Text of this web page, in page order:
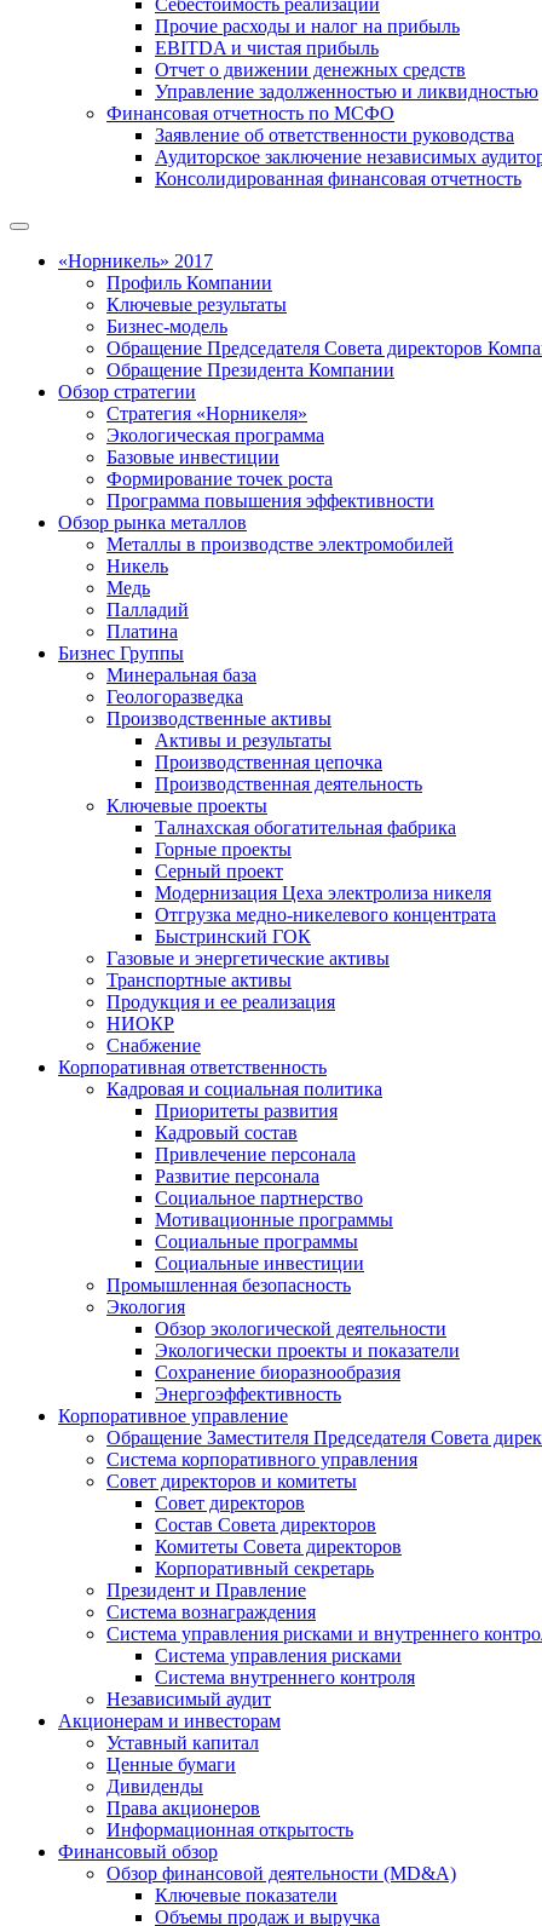
Себестоимость реализации
Прочие расходы и налог на прибыль
EBITDA и чистая прибыль
Отчет о движении денежных средств
Управление задолженностью и ликвидностью
Финансовая отчетность по МСФО
Заявление об ответственности руководства
Аудиторское заключение независимых
Консолидированная финансовая отчетность
«Норникель» 2017
Профиль Компании
Ключевые результаты
Бизнес-модель
Обращение Председателя Совета директоров
Обращение Президента Компании
Обзор стратегии
Стратегия «Норникеля»
Экологическая программа
Базовые инвестиции
Формирование точек роста
Программа повышения эффективности
Обзор рынка металлов
Металлы в производстве электромобилей
Никель
Медь
Палладий
Платина
Бизнес Группы
Минеральная база
Геологоразведка
Производственные активы
Активы и результаты
Производственная цепочка
Производственная деятельность
Ключевые проекты
Талнахская обогатительная фабрика
Горные проекты
Серный проект
Модернизация Цеха электролиза никеля
Отгрузка медно-никелевого концентрата
Быстринский ГОК
Газовые и энергетические активы
Транспортные активы
Продукция и ее реализация
НИОКР
Снабжение
Корпоративная ответственность
Кадровая и социальная политика
Приоритеты развития
Кадровый состав
Привлечение персонала
Развитие персонала
Социальное партнерство
Мотивационные программы
Социальные программы
Социальные инвестиции
Промышленная безопасность
Экология
Обзор экологической деятельности
Экологически проекты и показатели
Сохранение биоразнообразия
Энергоэффективность
Корпоративное управление
Обращение Заместителя Председателя Совета
Система корпоративного управления
Совет директоров и комитеты
Совет директоров
Состав Совета директоров
Комитеты Совета директоров
Корпоративный секретарь
Президент и Правление
Система вознаграждения
Система управления рисками и внутреннего
Система управления рисками
Система внутреннего контроля
Независимый аудит
Акционерам и инвесторам
Уставный капитал
Ценные бумаги
Дивиденды
Права акционеров
Информационная открытость
Финансовый обзор
Обзор финансовой деятельности (MD&A)
Ключевые показатели
Объемы продаж и выручка